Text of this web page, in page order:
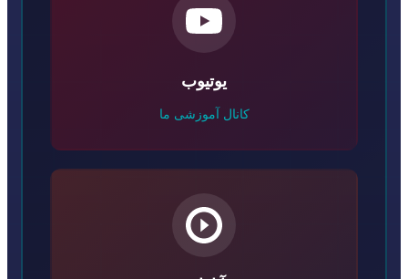
یوتیوب
کانال آموزشی ما